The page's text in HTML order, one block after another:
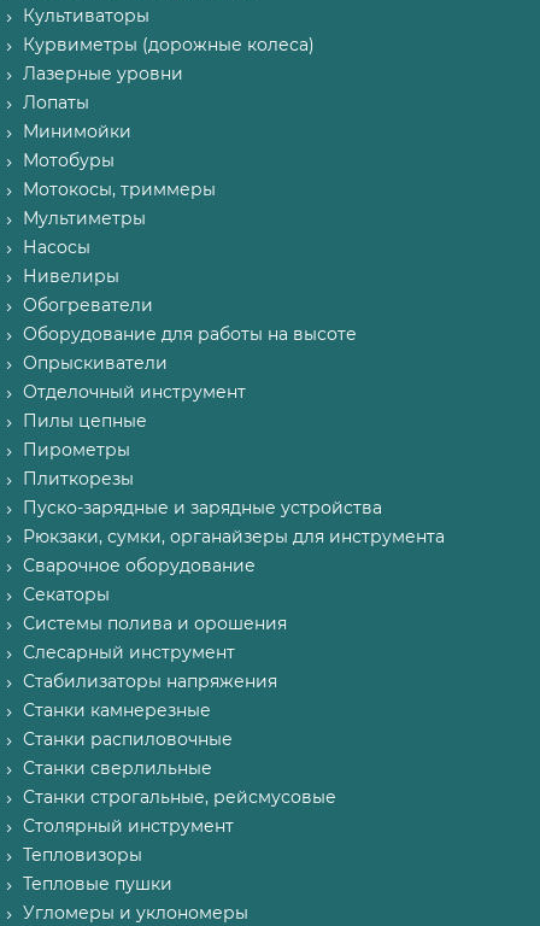
Культиваторы
Курвиметры (дорожные колеса)
Лазерные уровни
Лопаты
Минимойки
Мотобуры
Мотокосы, триммеры
Мультиметры
Насосы
Нивелиры
Обогреватели
Оборудование для работы на высоте
Опрыскиватели
Отделочный инструмент
Пилы цепные
Пирометры
Плиткорезы
Пуско-зарядные и зарядные устройства
Рюкзаки, сумки, органайзеры для инструмента
Сварочное оборудование
Секаторы
Системы полива и орошения
Слесарный инструмент
Стабилизаторы напряжения
Станки камнерезные
Станки распиловочные
Станки сверлильные
Станки строгальные, рейсмусовые
Столярный инструмент
Тепловизоры
Тепловые пушки
Угломеры и уклономеры